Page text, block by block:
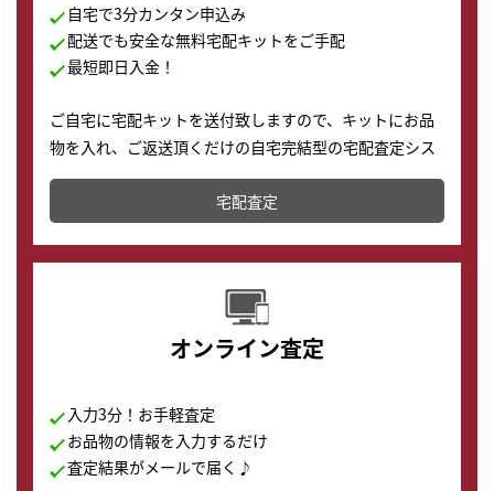
自宅で3分カンタン申込み
配送でも安全な無料宅配キットをご手配
最短即日入金！
ご自宅に宅配キットを送付致しますので、キットにお品
物を入れ、ご返送頂くだけの自宅完結型の宅配査定シス
テムです。
配送でも簡単&安全に査定・買取に出すことが可能で
す。
宅配査定
オンライン査定
入力3分！お手軽査定
お品物の情報を入力するだけ
査定結果がメールで届く♪